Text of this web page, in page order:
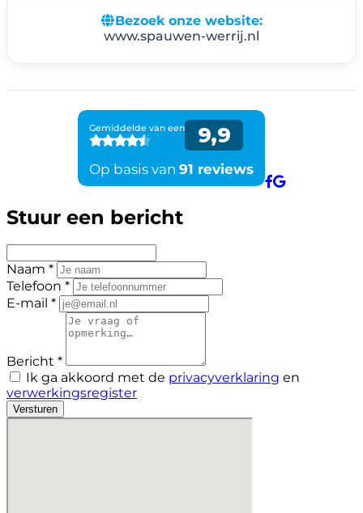
Bezoek onze website:
www.spauwen-werrij.nl
Stuur een bericht
Naam *
Telefoon *
E-mail *
Bericht *
Ik ga akkoord met de privacyverklaring en
verwerkingsregister
Versturen